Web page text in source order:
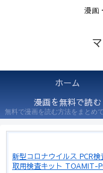
漫画
ホーム
漫画を無料で読む
無料で漫画を読む方法をまとめて
新型コロナウイルス PCR
取用検査キット TOAMIT-